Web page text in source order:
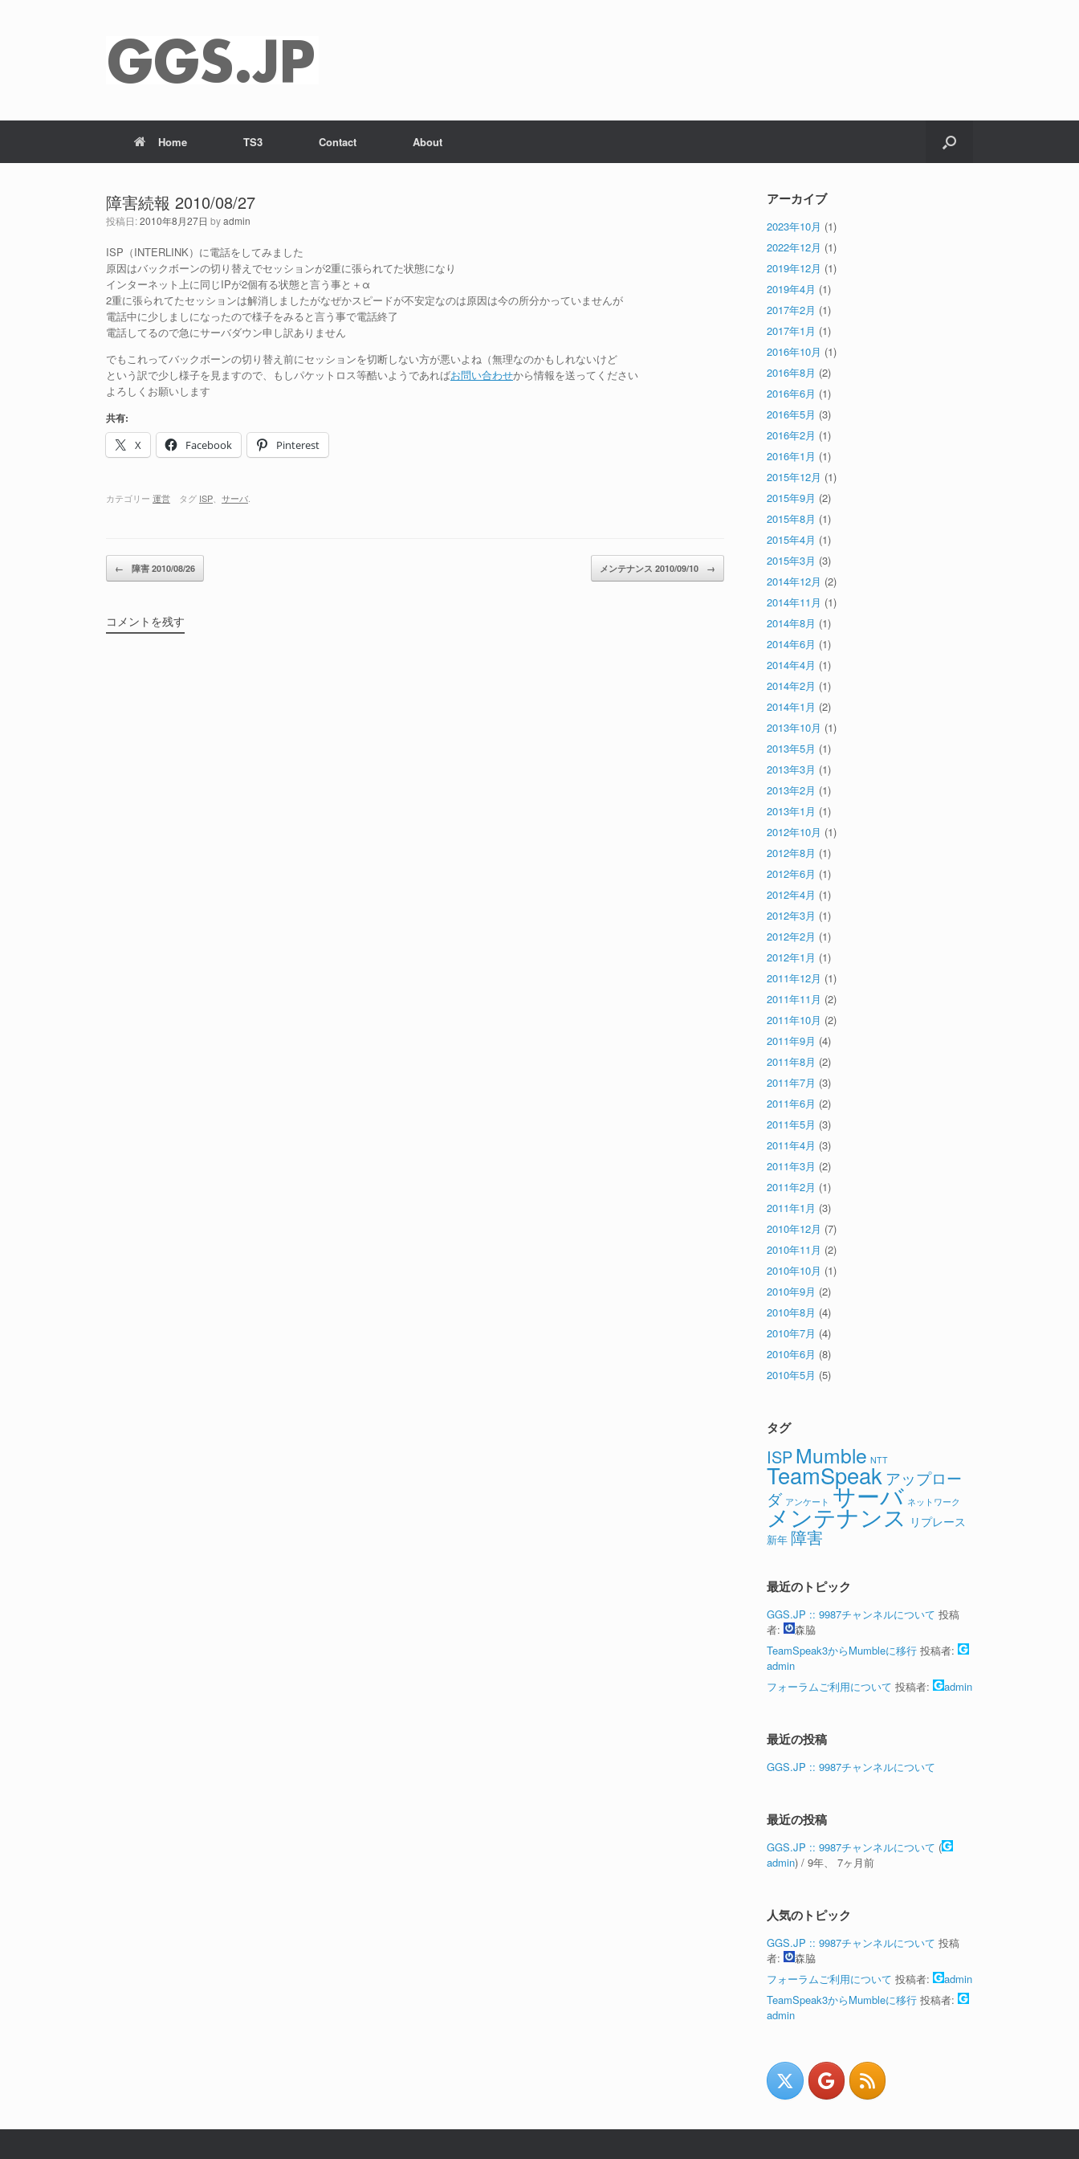
Home TS3 Contact About
障害続報 2010/08/27
投稿日:2010年8月27日 byadmin
ISP（INTERLINK）に電話をしてみました
原因はバックボーンの切り替えでセッションが2重に張られてた状態になり
インターネット上に同じIPが2個有る状態と言う事と＋α
2重に張られてたセッションは解消しましたがなぜかスピードが不安定なのは原因は今の所分かっていませんが
電話中に少しましになったので様子をみると言う事で電話終了
電話してるので急にサーバダウン申し訳ありません
でもこれってバックボーンの切り替え前にセッションを切断しない方が悪いよね（無理なのかもしれないけど
という訳で少し様子を見ますので、もしパケットロス等酷いようであればお問い合わせから情報を送ってください
よろしくお願いします
共有:
X
Facebook Pinterest
カテゴリー 運営 タグ ISP サーバ
投稿ナビゲーション
← 障害 2010/08/26 メンテナンス 2010/09/10 →
コメントを残す
アーカイブ
2023年10月 (1)
2022年12月 (1)
2019年12月 (1)
2019年4月 (1)
2017年2月 (1)
2017年1月 (1)
2016年10月 (1)
2016年8月 (2)
2016年6月 (1)
2016年5月 (3)
2016年2月 (1)
2016年1月 (1)
2015年12月 (1)
2015年9月 (2)
2015年8月 (1)
2015年4月 (1)
2015年3月 (3)
2014年12月 (2)
2014年11月 (1)
2014年8月 (1)
2014年6月 (1)
2014年4月 (1)
2014年2月 (1)
2014年1月 (2)
2013年10月 (1)
2013年5月 (1)
2013年3月 (1)
2013年2月 (1)
2013年1月 (1)
2012年10月 (1)
2012年8月 (1)
2012年6月 (1)
2012年4月 (1)
2012年3月 (1)
2012年2月 (1)
2012年1月 (1)
2011年12月 (1)
2011年11月 (2)
2011年10月 (2)
2011年9月 (4)
2011年8月 (2)
2011年7月 (3)
2011年6月 (2)
2011年5月 (3)
2011年4月 (3)
2011年3月 (2)
2011年2月 (1)
2011年1月 (3)
2010年12月 (7)
2010年11月 (2)
2010年10月 (1)
2010年9月 (2)
2010年8月 (4)
2010年7月 (4)
2010年6月 (8)
2010年5月 (5)
タグ
ISPMumble NTT
TeamSpeak アップロー
ダ アンケート サーバ ネットワーク
メンテナンス リプレース
新年 障害
最近のトピック
GGS.JP :: 9987チャンネルについて 投稿
者:
森脇
TeamSpeak3からMumbleに移行 投稿者:
admin
フォーラムご利用について 投稿者: admin
最近の投稿
GGS.JP :: 9987チャンネルについて
最近の投稿
GGS.JP :: 9987チャンネルについて (
admin) /9年、 7ヶ月前
人気のトピック
GGS.JP :: 9987チャンネルについて 投稿
者:
森脇
フォーラムご利用について 投稿者:
admin
TeamSpeak3からMumbleに移行 投稿者:
admin